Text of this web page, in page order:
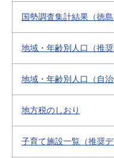
国勢調査集計結果（徳島
地域・年齢別人口（推奨
地域・年齢別人口（自
地方税のしおり
子育て施設一覧（推奨デ